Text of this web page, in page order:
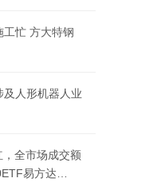
工忙 方大特钢
人形机器人业
全市场成交额
易方达